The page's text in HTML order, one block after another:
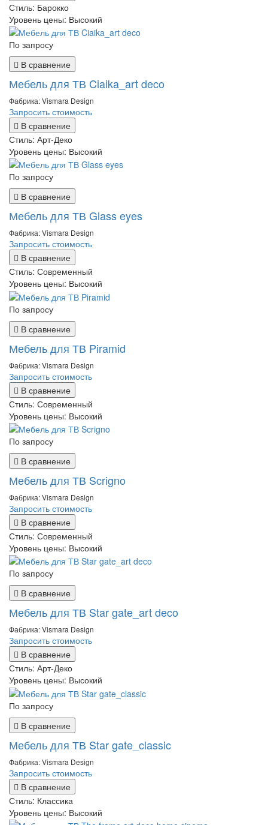
Стиль: Барокко
Уровень цены: Высокий
По запросу
В сравнение
Мебель для ТВ Ciaika_art deco
Фабрика: Vismara Design
Запросить стоимость
В сравнение
Стиль: Арт-Деко
Уровень цены: Высокий
По запросу
В сравнение
Мебель для ТВ Glass eyes
Фабрика: Vismara Design
Запросить стоимость
В сравнение
Стиль: Современный
Уровень цены: Высокий
По запросу
В сравнение
Мебель для ТВ Piramid
Фабрика: Vismara Design
Запросить стоимость
В сравнение
Стиль: Современный
Уровень цены: Высокий
По запросу
В сравнение
Мебель для ТВ Scrigno
Фабрика: Vismara Design
Запросить стоимость
В сравнение
Стиль: Современный
Уровень цены: Высокий
По запросу
В сравнение
Мебель для ТВ Star gate_art deco
Фабрика: Vismara Design
Запросить стоимость
В сравнение
Стиль: Арт-Деко
Уровень цены: Высокий
По запросу
В сравнение
Мебель для ТВ Star gate_classic
Фабрика: Vismara Design
Запросить стоимость
В сравнение
Стиль: Классика
Уровень цены: Высокий